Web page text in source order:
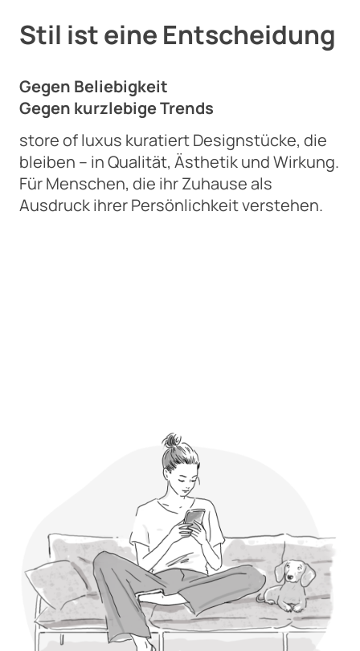
Stil ist eine Entscheidung
Gegen Beliebigkeit
Gegen kurzlebige Trends
store of luxus kuratiert Designstücke, die
bleiben – in Qualität, Ästhetik und Wirkung.
Für Menschen, die ihr Zuhause als
Ausdruck ihrer Persönlichkeit verstehen.